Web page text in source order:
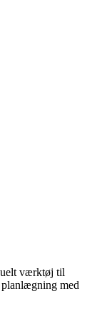
værktøj til
planlægning med